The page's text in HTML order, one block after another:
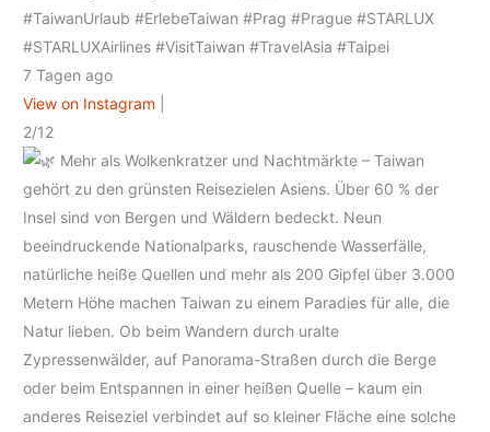
#TaiwanUrlaub #ErlebeTaiwan #Prag #Prague #STARLUX
#STARLUXAirlines #VisitTaiwan #TravelAsia #Taipei
7 Tagen ago
View on Instagram
2/12